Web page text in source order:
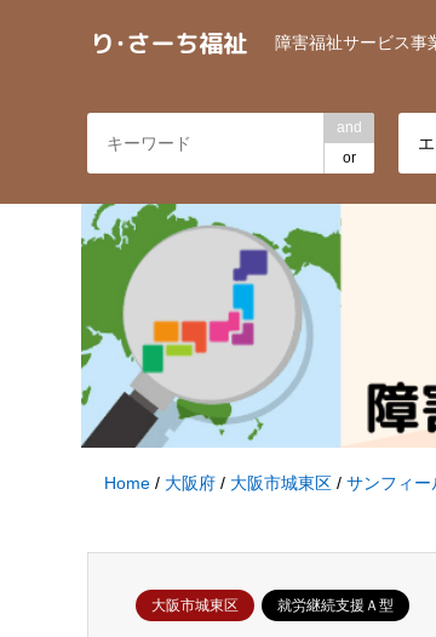
障害福祉サービス事
and
or
Home / 大阪府 / 大阪市城東区 / サンフィー
大阪市城東区 就労継続支援Ａ型